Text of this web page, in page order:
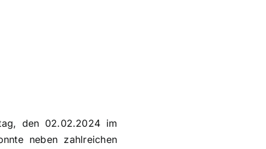
den 02.02.2024 im
neben zahlreichen